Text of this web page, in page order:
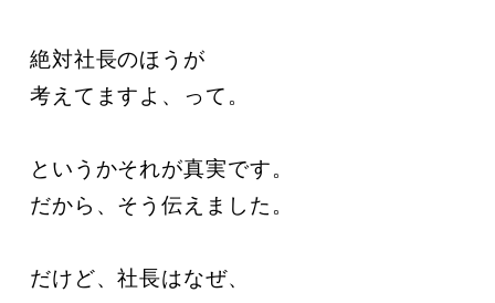
絶対社長のほうが
考えてますよ、って。
というかそれが真実です。
だから、そう伝えました。
だけど、社長はなぜ、